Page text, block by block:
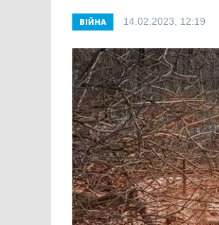
ВІЙНА 14.02.2023, 12:19